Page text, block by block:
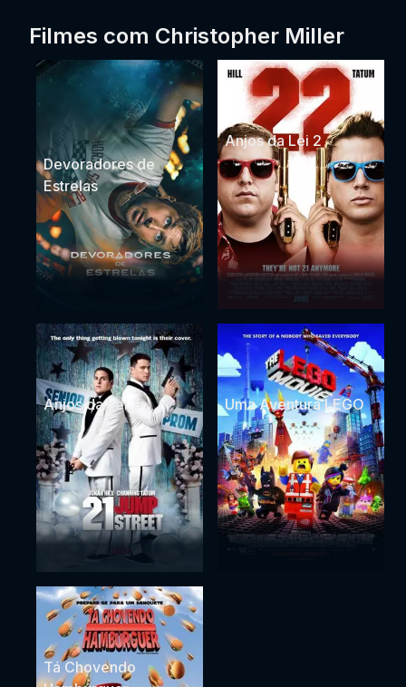
Filmes com Christopher Miller
Devoradores de
Estrelas
Anjos da Lei 2
Anjos da Lei 1 Uma Aventura LEGO
Tá Chovendo